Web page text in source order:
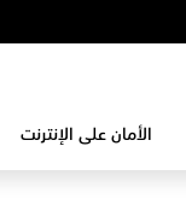
الأمان على الإنترنت